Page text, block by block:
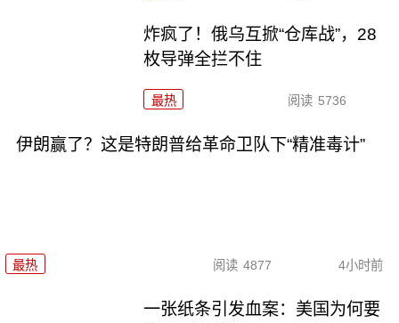
炸疯了！俄乌互掀“仓库战”，28
枚导弹全拦不住
最热 阅读 5736
伊朗赢了？这是特朗普给革命卫队下“精准毒计”
最热 阅读 4877 4小时前
一张纸条引发血案：美国为何要